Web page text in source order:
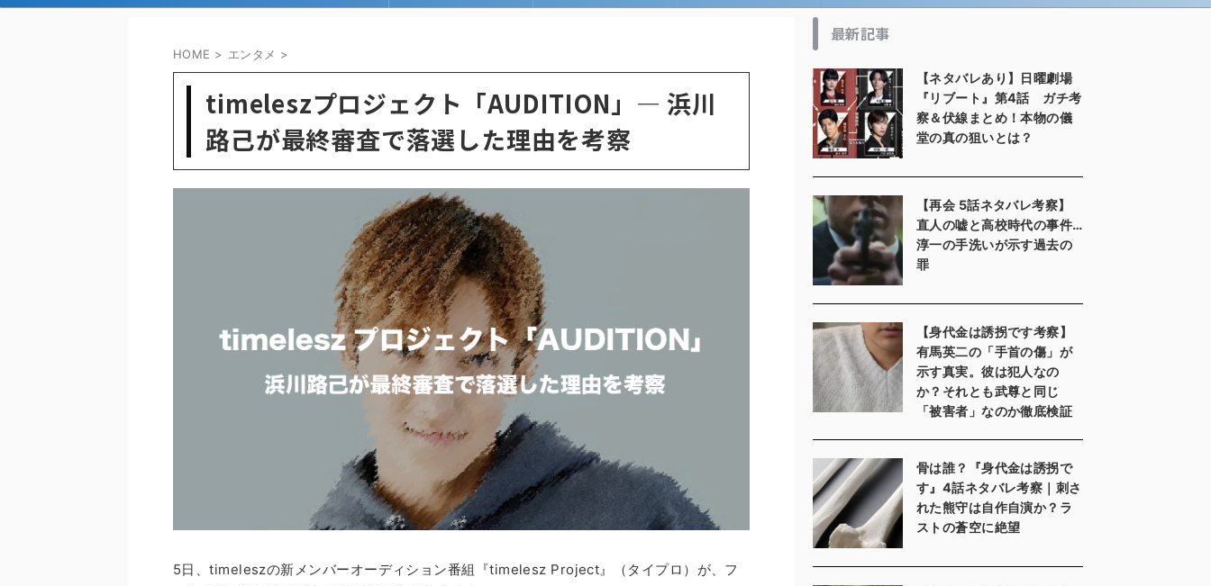
HOME > エンタメ >
timeleszプロジェクト「AUDITION」― 浜川
路己が最終審査で落選した理由を考察
5日、timeleszの新メンバーオーディション番組『timelesz Project』（タイプロ）が、フ
最新記事
【ネタバレあり】日曜劇場
『リブート』第4話 ガチ考
察＆伏線まとめ！本物の儀
堂の真の狙いとは？
【再会 5話ネタバレ考察】
直人の嘘と高校時代の事件…
淳一の手洗いが示す過去の
罪
【身代金は誘拐です考察】
有馬英二の「手首の傷」が
示す真実。彼は犯人なの
か？それとも武尊と同じ
「被害者」なのか徹底検証
骨は誰？『身代金は誘拐で
す』4話ネタバレ考察｜刺さ
れた熊守は自作自演か？ラ
ストの蒼空に絶望